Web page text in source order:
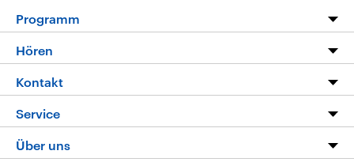
Programm
Programm
Die Nachrichten
Nachrichtenleicht
Neue Beiträge auf dlf.de
Hören
Livestream
Podcasts
Deutschlandfunk App
Kontakt
Hörerservice
Service
FAQ
Über uns